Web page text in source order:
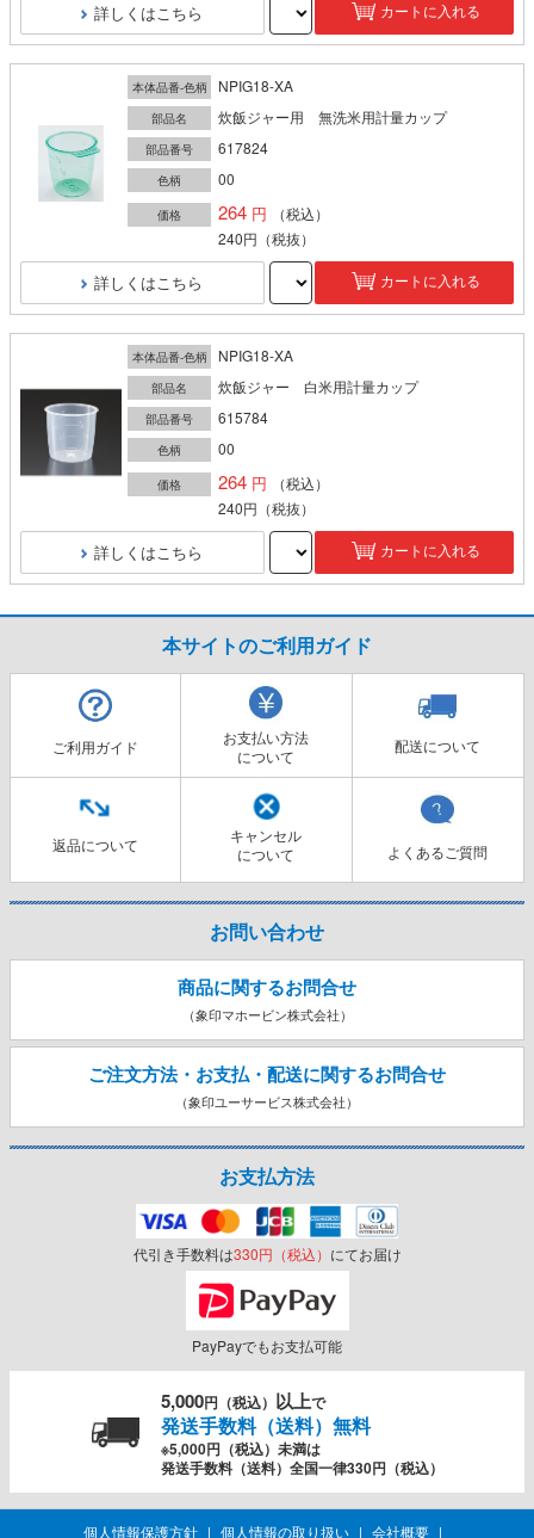
詳しくはこちら カートに入れる
本体品番-色柄 NPIG18-XA
部品名 炊飯ジャー用 無洗米用計量カップ
部品番号 617824
色柄 00
価格 264
（税込）
240円 （税抜）
詳しくはこちら カートに入れる
本体品番-色柄 NPIG18-XA
部品名 炊飯ジャー 白米用計量カップ
部品番号 615784
色柄 00
価格 264
（税込）
240円 （税抜）
詳しくはこちら カートに入れる
本サイトのご利用ガイド
ご利用ガイド
お支払い方法
について
配送について
返品について
キャンセル
について
よくあるご質問
お問い合わせ
商品に関するお問合せ
（象印マホービン株式会社）
ご注文方法・お支払・配送に関するお問合せ
（象印ユーサービス株式会社）
お支払方法
代引き手数料は330円（税込） にてお届け
PayPayでもお支払可能
5,000円（税込） 以上で
発送手数料（送料）無料
※5,000円（税込）未満は
発送手数料（送料）全国一律330円（税込）
個人情報保護方針 個人情報の取り扱い 会社概要